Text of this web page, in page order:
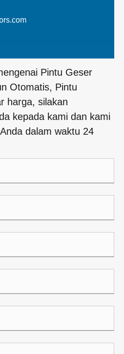
Pintu Geser
Otomatis, Pintu
harga, silakan
kepada kami dan kami
dalam waktu 24